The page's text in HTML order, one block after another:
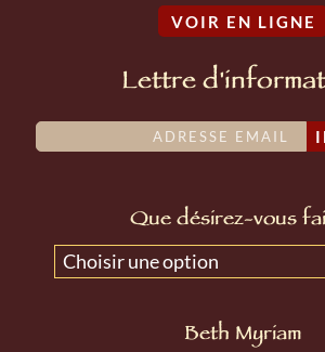
VOIR EN LIGNE
Lettre
Que désirez-vous
Choisir une option
Beth Myriam